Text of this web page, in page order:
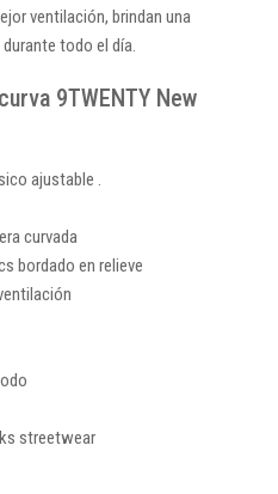
ventilación, brindan una
todo el día.
9TWENTY New
ajustable .
curvada
bordado en relieve
streetwear